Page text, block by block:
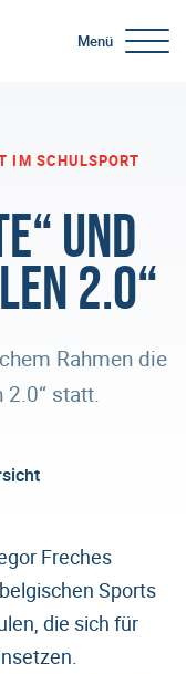
Menü
IM SCHULSPORT
und
2.0“
Rahmen die
2.0“ statt.
Freches
Sports
die sich für